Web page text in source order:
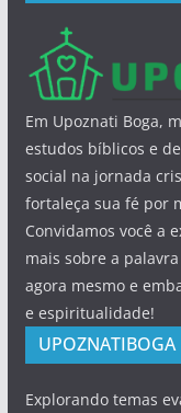
Em Upoznati Boga,
estudos bíblicos e
social na jornada
fortaleça sua fé por
Convidamos você a
mais sobre a
agora mesmo e
e espiritualidade!
UPOZNATIBOGA
Explorando temas